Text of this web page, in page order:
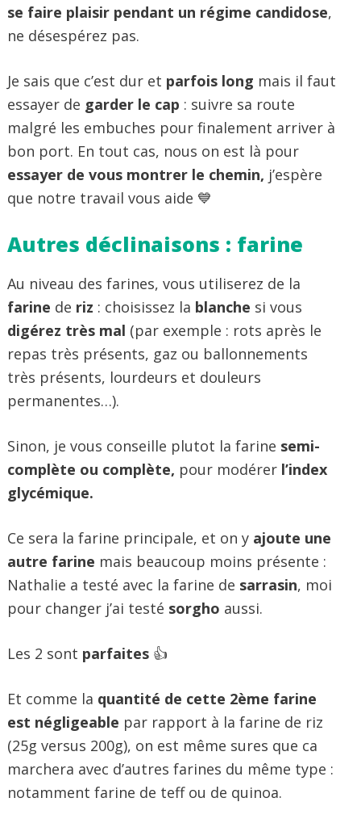
se faire plaisir pendant un régime candidose,
ne désespérez pas.
Je sais que c’est dur et parfois long mais il faut
essayer de garder le cap : suivre sa route
malgré les embuches pour finalement arriver à
bon port. En tout cas, nous on est là pour
essayer de vous montrer le chemin, j’espère
que notre travail vous aide 💙
Autres déclinaisons : farine
Au niveau des farines, vous utiliserez de la
farine de riz : choisissez la blanche si vous
digérez très mal (par exemple : rots après le
repas très présents, gaz ou ballonnements
très présents, lourdeurs et douleurs
permanentes…).
Sinon, je vous conseille plutot la farine semi-
complète ou complète, pour modérer l’index
glycémique.
Ce sera la farine principale, et on y ajoute une
autre farine mais beaucoup moins présente :
Nathalie a testé avec la farine de sarrasin, moi
pour changer j’ai testé sorgho aussi.
Les 2 sont parfaites 👍
Et comme la quantité de cette 2ème farine
est négligeable par rapport à la farine de riz
(25g versus 200g), on est même sures que ca
marchera avec d’autres farines du même type :
notamment farine de teff ou de quinoa.